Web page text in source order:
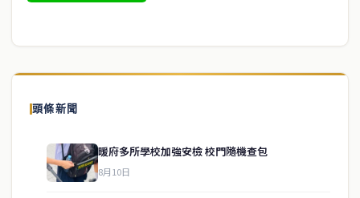
頭條新聞
暖府多所學校加強安檢 校門隨機查包
8月10日